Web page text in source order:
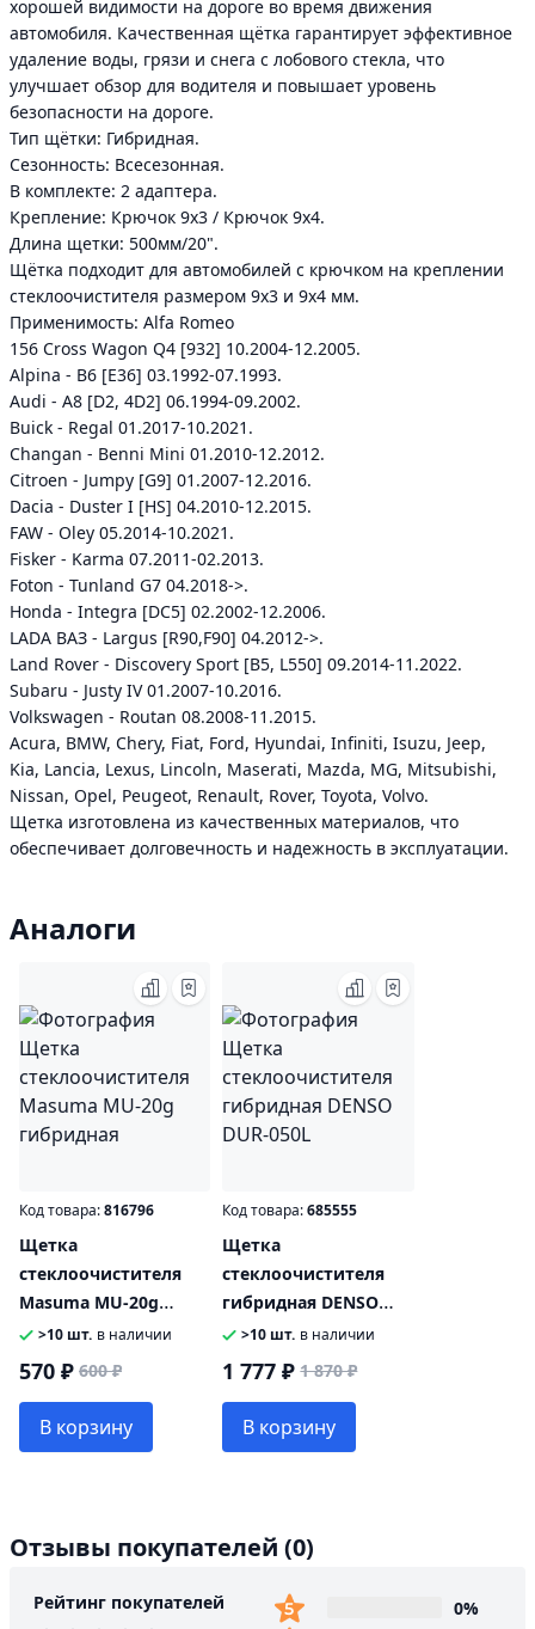
хорошей видимости на дороге во время движения
автомобиля. Качественная щётка гарантирует эффективное
удаление воды, грязи и снега с лобового стекла, что
улучшает обзор для водителя и повышает уровень
безопасности на дороге.
Тип щётки: Гибридная.
Сезонность: Всесезонная.
В комплекте: 2 адаптера.
Крепление: Крючок 9x3 / Крючок 9x4.
Длина щетки: 500мм/20".
Щётка подходит для автомобилей с крючком на креплении
стеклоочистителя размером 9х3 и 9х4 мм.
Применимость: Alfa Romeo
156 Cross Wagon Q4 [932] 10.2004-12.2005.
Alpina - B6 [E36] 03.1992-07.1993.
Audi - A8 [D2, 4D2] 06.1994-09.2002.
Buick - Regal 01.2017-10.2021.
Changan - Benni Mini 01.2010-12.2012.
Citroen - Jumpy [G9] 01.2007-12.2016.
Dacia - Duster I [HS] 04.2010-12.2015.
FAW - Oley 05.2014-10.2021.
Fisker - Karma 07.2011-02.2013.
Foton - Tunland G7 04.2018->.
Honda - Integra [DC5] 02.2002-12.2006.
LADA ВАЗ - Largus [R90,F90] 04.2012->.
Land Rover - Discovery Sport [B5, L550] 09.2014-11.2022.
Subaru - Justy IV 01.2007-10.2016.
Volkswagen - Routan 08.2008-11.2015.
Acura, BMW, Chery, Fiat, Ford, Hyundai, Infiniti, Isuzu, Jeep,
Kia, Lancia, Lexus, Lincoln, Maserati, Mazda, MG, Mitsubishi,
Nissan, Opel, Peugeot, Renault, Rover, Toyota, Volvo.
Щетка изготовлена из качественных материалов, что
обеспечивает долговечность и надежность в эксплуатации.
Аналоги
Код товара:816796
Щетка
стеклоочистителя
Masuma MU-20g
гибридная
>10 шт. в наличии
570 ₽ 600 ₽
В корзину
Код товара:685555
Щетка
стеклоочистителя
гибридная DENSO
DUR-050L
>10 шт. в наличии
1 777 ₽ 1 870 ₽
В корзину
Отзывы покупателей (0)
Рейтинг покупателей
0%